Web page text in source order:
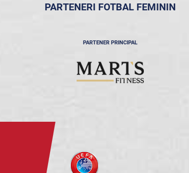
PARTENERI FOTBAL FEMININ
PARTENER PRINCIPAL